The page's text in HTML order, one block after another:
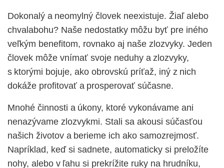
Dokonalý a neomylný človek neexistuje. Žiaľ alebo
chvalabohu? Naše nedostatky môžu byť pre iného
veľkým benefitom, rovnako aj naše zlozvyky. Jeden
človek môže vnímať svoje neduhy a zlozvyky,
s ktorými bojuje, ako obrovskú príťaž, iný z nich
dokáže profitovať a prosperovať súčasne.
Mnohé činnosti a úkony, ktoré vykonávame ani
nenazývame zlozvykmi. Stali sa akousi súčasťou
našich životov a berieme ich ako samozrejmosť.
Napríklad, keď si sadnete, automaticky si preložíte
nohy, alebo v ľahu si prekrížite ruky na hrudníku,